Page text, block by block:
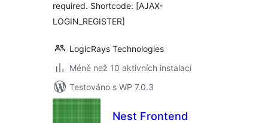
required. Shortcode: [AJAX-
LOGIN_REGISTER]
LogicRays Technologies
Méně než 10 aktivních instalací
Testováno s WP 7.0.3
Nest Frontend